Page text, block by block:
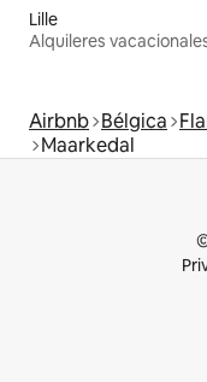
Lille
Alquileres
Airbnb Bélgica
Maarkedal